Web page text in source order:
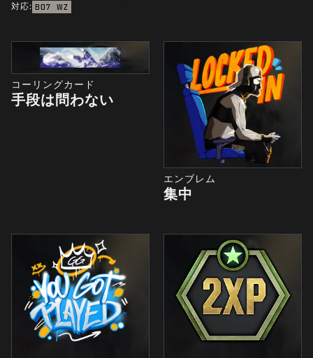
対応: BO7 WZ
コーリングカード
手段は問わない
エンブレム
集中